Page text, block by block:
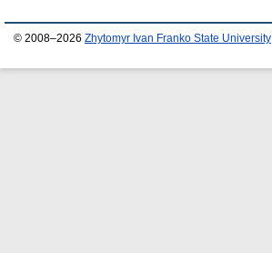
© 2008–2026 Zhytomyr Ivan Franko State University